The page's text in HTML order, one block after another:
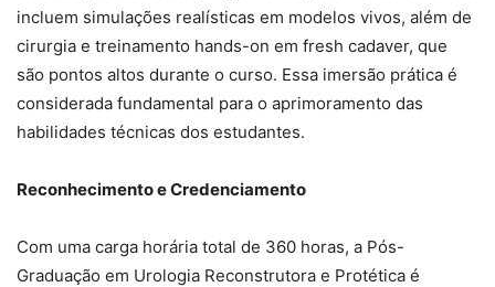
incluem simulações realísticas em modelos vivos, além de
cirurgia e treinamento hands-on em fresh cadaver, que
são pontos altos durante o curso. Essa imersão prática é
considerada fundamental para o aprimoramento das
habilidades técnicas dos estudantes.
Reconhecimento e Credenciamento
Com uma carga horária total de 360 horas, a Pós-
Graduação em Urologia Reconstrutora e Protética é